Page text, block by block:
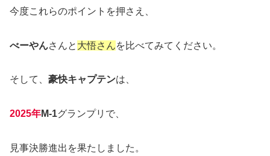
今度これらのポイントを押さえ、
べーやんさんと 大悟さんを比べてみてください。
そして、 豪快キャプテンは、
2025年M-1グランプリで、
見事決勝進出を果たしました。